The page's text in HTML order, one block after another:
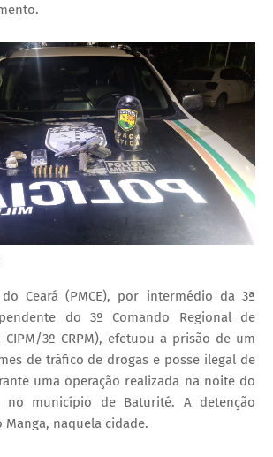
Ceará (PMCE), por intermédio da 3ª
do 3º Comando Regional de
3º CRPM), efetuou a prisão de um
de tráfico de drogas e posse ilegal de
uma operação realizada na noite do
no município de Baturité. A detenção
naquela cidade.